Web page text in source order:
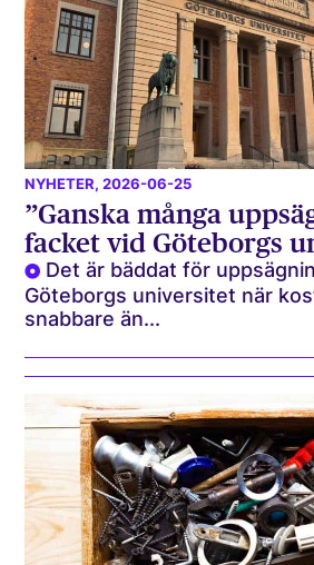
NYHETER, 2026-06-25
”Ganska många
facket vid Göteborgs
Det är bäddat för
Göteborgs universitet när
snabbare än...